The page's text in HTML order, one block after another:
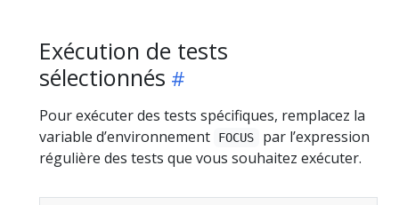
Exécution de tests
sélectionnés
Pour exécuter des tests spécifiques, remplacez la
variable d’environnement
FOCUS
par l’expression
régulière des tests que vous souhaitez exécuter.